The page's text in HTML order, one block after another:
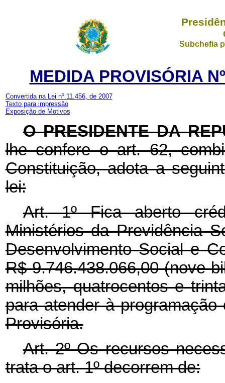
Subchefia
MEDIDA PROVISÓRIA
Convertida na Lei nº 11.456, de 2007
Texto para impressão
Exposição de Motivos
O PRESIDENTE DA
lhe confere o art. 62,
Constituição, adota a
lei:
Art. 1º Fica aberto
Ministérios da Previdência
Desenvolvimento Social e
R$ 9.746.438.066,00 (nove
milhões, quatrocentos e
para atender à
Provisória.
Art. 2º Os recursos
trata o art. 1ºdecorrem de: